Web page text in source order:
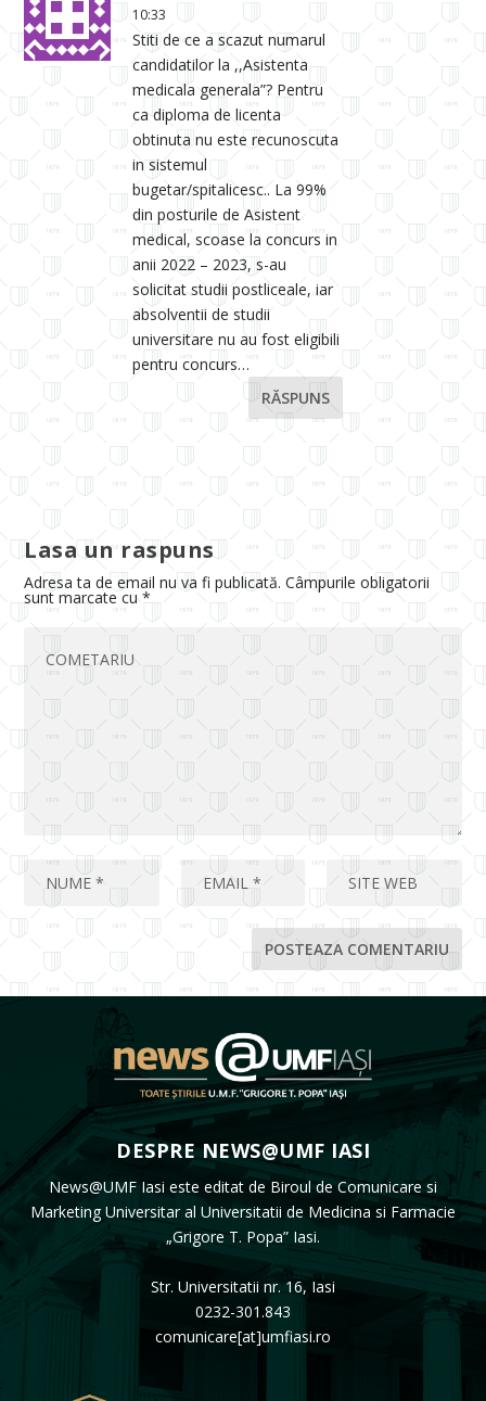
10:33
Stiti de ce a scazut numarul
candidatilor la ,,Asistenta
medicala generala”? Pentru
ca diploma de licenta
obtinuta nu este recunoscuta
in sistemul
bugetar/spitalicesc.. La 99%
din posturile de Asistent
medical, scoase la concurs in
anii 2022 – 2023, s-au
solicitat studii postliceale, iar
absolventii de studii
universitare nu au fost eligibili
pentru concurs…
RĂSPUNS
Lasa un raspuns
Adresa ta de email nu va fi publicată. Câmpurile obligatorii
sunt marcate cu*
DESPRE NEWS@UMF IASI
News@UMF Iasi este editat de Biroul de Comunicare si
Marketing Universitar al Universitatii de Medicina si Farmacie
„Grigore T. Popa” Iasi.
Str. Universitatii nr. 16, Iasi
0232-301.843
comunicare[at]umfiasi.ro